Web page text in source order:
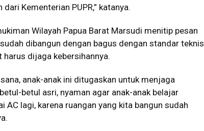
Kementerian PUPR,” katanya.
Wilayah Papua Barat Marsudi menitip pesan
dibangun dengan bagus dengan standar teknis
dijaga kebersihannya.
anak-anak ini ditugaskan untuk menjaga
betul asri, nyaman agar anak-anak belajar
AC lagi, karena ruangan yang kita bangun sudah